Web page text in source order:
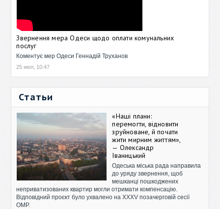
Звернення мера Одеси щодо оплати комунальних
послуг
Коментує мер Одеси Геннадій Труханов
25 июл, 10:47
Статьи
«Наші плани:
перемогти, відновити
зруйноване, й почати
жити мирним життям»,
— Олександр
Іваницький
Одеська міська рада направила
до уряду звернення, щоб
мешканці пошкоджених
неприватизованих квартир могли отримати компенсацію.
Відповідний проєкт було ухвалено на XXXV позачерговій сесії
ОМР.